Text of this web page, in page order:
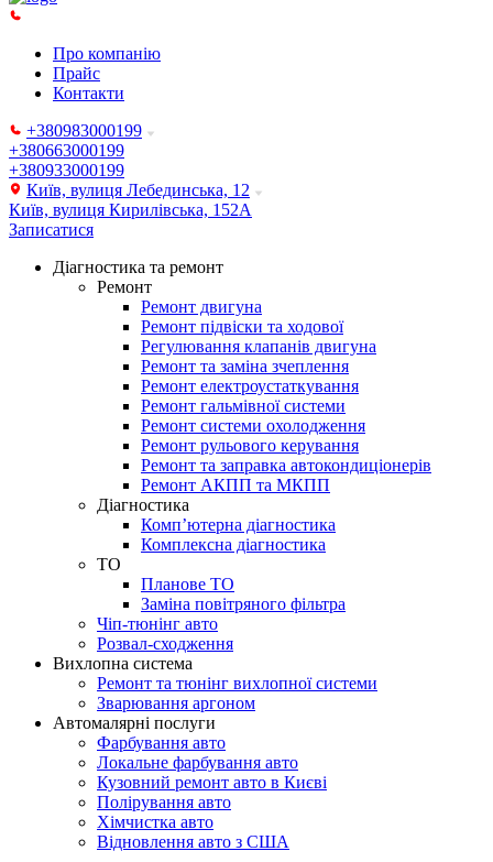
Про компанію
Прайс
Контакти
+380983000199
+380663000199
+380933000199
Київ, вулиця Лебединська, 12
Київ, вулиця Кирилівська, 152А
Записатися
Діагностика та ремонт
Ремонт
Ремонт двигуна
Ремонт підвіски та ходової
Регулювання клапанів двигуна
Ремонт та заміна зчеплення
Ремонт електроустаткування
Ремонт гальмівної системи
Ремонт системи охолодження
Ремонт рульового керування
Ремонт та заправка автокондиціонерів
Ремонт АКПП та МКПП
Діагностика
Комп’ютерна діагностика
Комплексна діагностика
ТО
Планове ТО
Заміна повітряного фільтра
Чіп-тюнінг авто
Розвал-сходження
Вихлопна система
Ремонт та тюнінг вихлопної системи
Зварювання аргоном
Автомалярні послуги
Фарбування авто
Локальне фарбування авто
Кузовний ремонт авто в Києві
Полірування авто
Хімчистка авто
Відновлення авто з США